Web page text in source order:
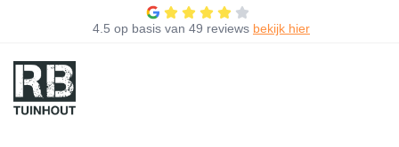
4.5 op basis van 49 reviews bekijk hier